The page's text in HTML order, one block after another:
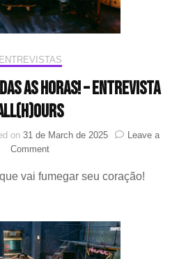
ENTREVISTAS
as horas! – Entrevista
on 31 de March de 2025
Leave a
Commenton
para
Entrevista
vai fumegar seu coração!